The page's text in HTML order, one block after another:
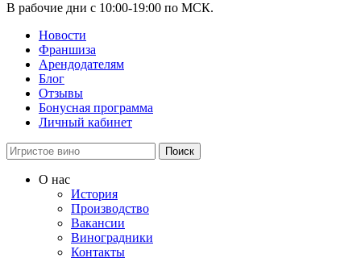
В рабочие дни с 10:00-19:00 по МСК.
Новости
Франшиза
Арендодателям
Блог
Отзывы
Бонусная программа
Личный кабинет
Поиск
О нас
История
Производство
Вакансии
Виноградники
Контакты